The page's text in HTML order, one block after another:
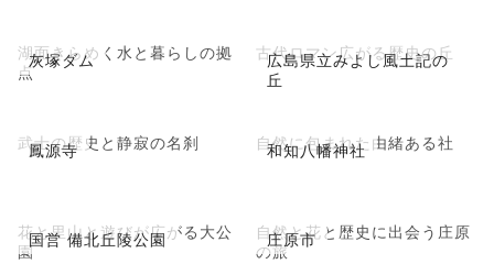
灰塚ダム
湖面きらめく水と暮らしの拠
点
広島県立みよし風土記の
丘
古代ロマン広がる歴史の丘
鳳源寺
武士の歴史と静寂の名刹 和知八幡神社
自然に包まれた由緒ある社
国営 備北丘陵公園
花と里山と遊びが広がる大公
園
庄原市
自然と花と歴史に出会う庄原
の旅